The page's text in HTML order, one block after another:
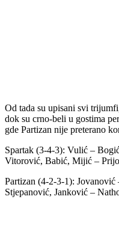
Od tada su upisani svi
dok su crno-beli u gostima
gde Partizan nije preterano
Spartak (3-4-3): Vulić –
Vitorović, Babić, Mijić –
Partizan (4-2-3-1):
Stjepanović, Janković –